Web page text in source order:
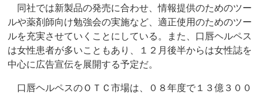
同社では新製品の発売に合わせ、情報提供のためのツー
ルや薬剤師向け勉強会の実施など、適正使用のためのツー
ルを充実させていくことにしている。また、口唇ヘルペス
は女性患者が多いこともあり、１２月後半からは女性誌を
中心に広告宣伝を展開する予定だ。
口唇ヘルペスのＯＴＣ市場は、０８年度で１３億３００